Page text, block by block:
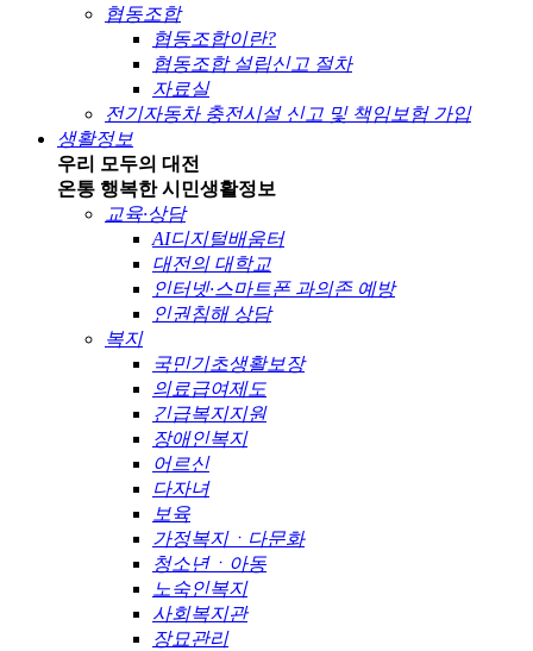
협동조합
협동조합이란?
협동조합 설립신고 절차
자료실
전기자동차 충전시설 신고 및 책임보험 가입
생활정보
우리 모두의 대전
온통 행복한 시민생활정보
교육·상담
AI디지털배움터
대전의 대학교
인터넷·스마트폰 과의존 예방
인권침해 상담
복지
국민기초생활보장
의료급여제도
긴급복지지원
장애인복지
어르신
다자녀
보육
가정복지ㆍ다문화
청소년ㆍ아동
노숙인복지
사회복지관
장묘관리